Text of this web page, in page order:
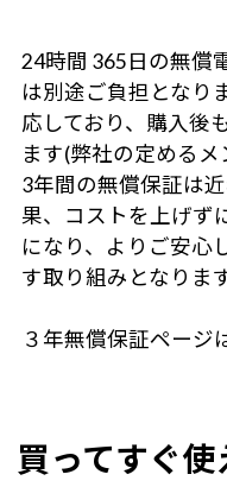
24時間 365日の無償
は別途ご負担となり
応しており、購入後
ます(弊社の定めるメ
3年間の無償保証は
果、コストを上げず
になり、よりご安心
す取り組みとなります
３年無償保証ページ
買ってすぐ